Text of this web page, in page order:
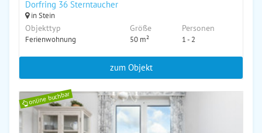
Dorfring 36 Sterntaucher
in Stein
Objekttyp
Ferienwohnung
Größe
50 m²
Personen
1 - 2
zum Objekt
online buchbar